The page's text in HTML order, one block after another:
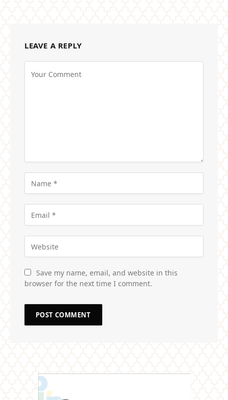
LEAVE A REPLY
Save my name, email, and website in this
browser for the next time I comment.